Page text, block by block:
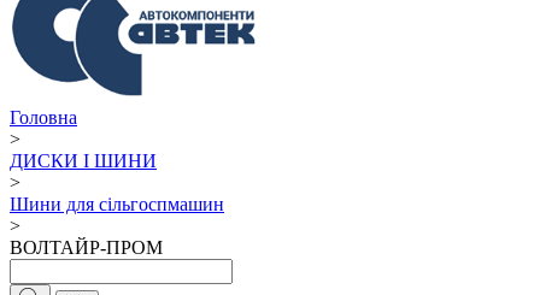
Головна
>
ДИСКИ І ШИНИ
>
Шини для сільгоспмашин
>
ВОЛТАЙР-ПРОМ